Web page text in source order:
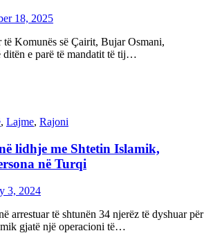
18, 2025
Komunës së Çairit, Bujar Osmani,
ditën e parë të mandatit të tij…
, Lajme, Rajoni
lidhje me Shtetin Islamik,
në Turqi
3, 2024
arrestuar të shtunën 34 njerëz të dyshuar për
gjatë një operacioni të…